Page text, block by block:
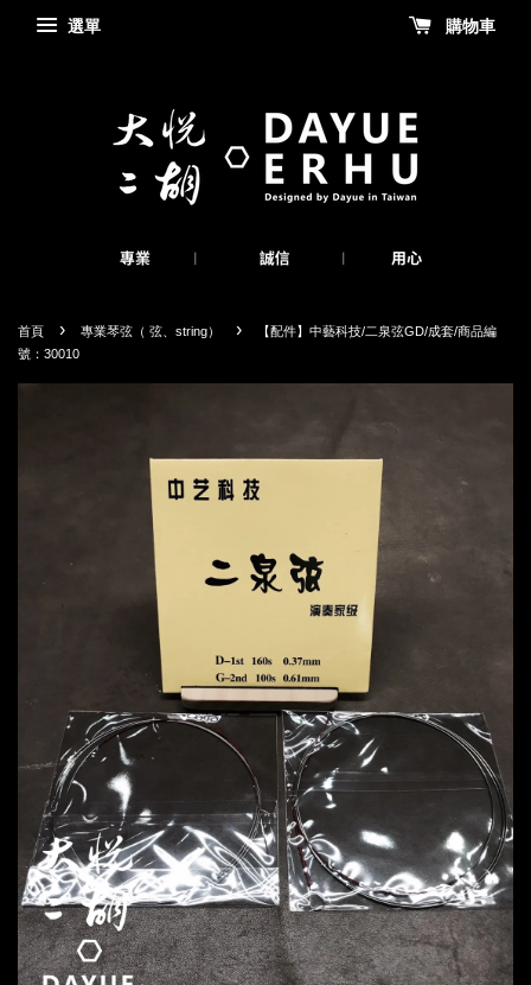
選單 購物車
首頁 › 專業琴弦（ 弦、string） ›
【配件】中藝科技/二泉弦GD/成套/商品編
號：30010